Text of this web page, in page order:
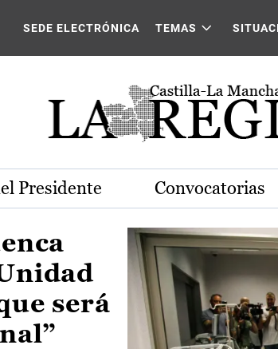
La Mancha
SEDE ELECTRÓNICA TEMAS
Presidente Convocatorias
será